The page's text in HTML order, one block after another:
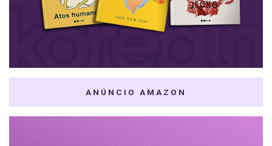
ANÚNCIO AMAZON